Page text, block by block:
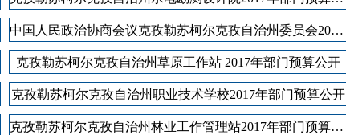
中国人民政治协商会议克孜勒苏柯尔克孜自治州委员会2017年部门预算公开
克孜勒苏柯尔克孜自治州草原工作站 2017年部门预算公开
克孜勒苏柯尔克孜自治州职业技术学校2017年部门预算公开
克孜勒苏柯尔克孜自治州林业工作管理站2017年部门预算公开